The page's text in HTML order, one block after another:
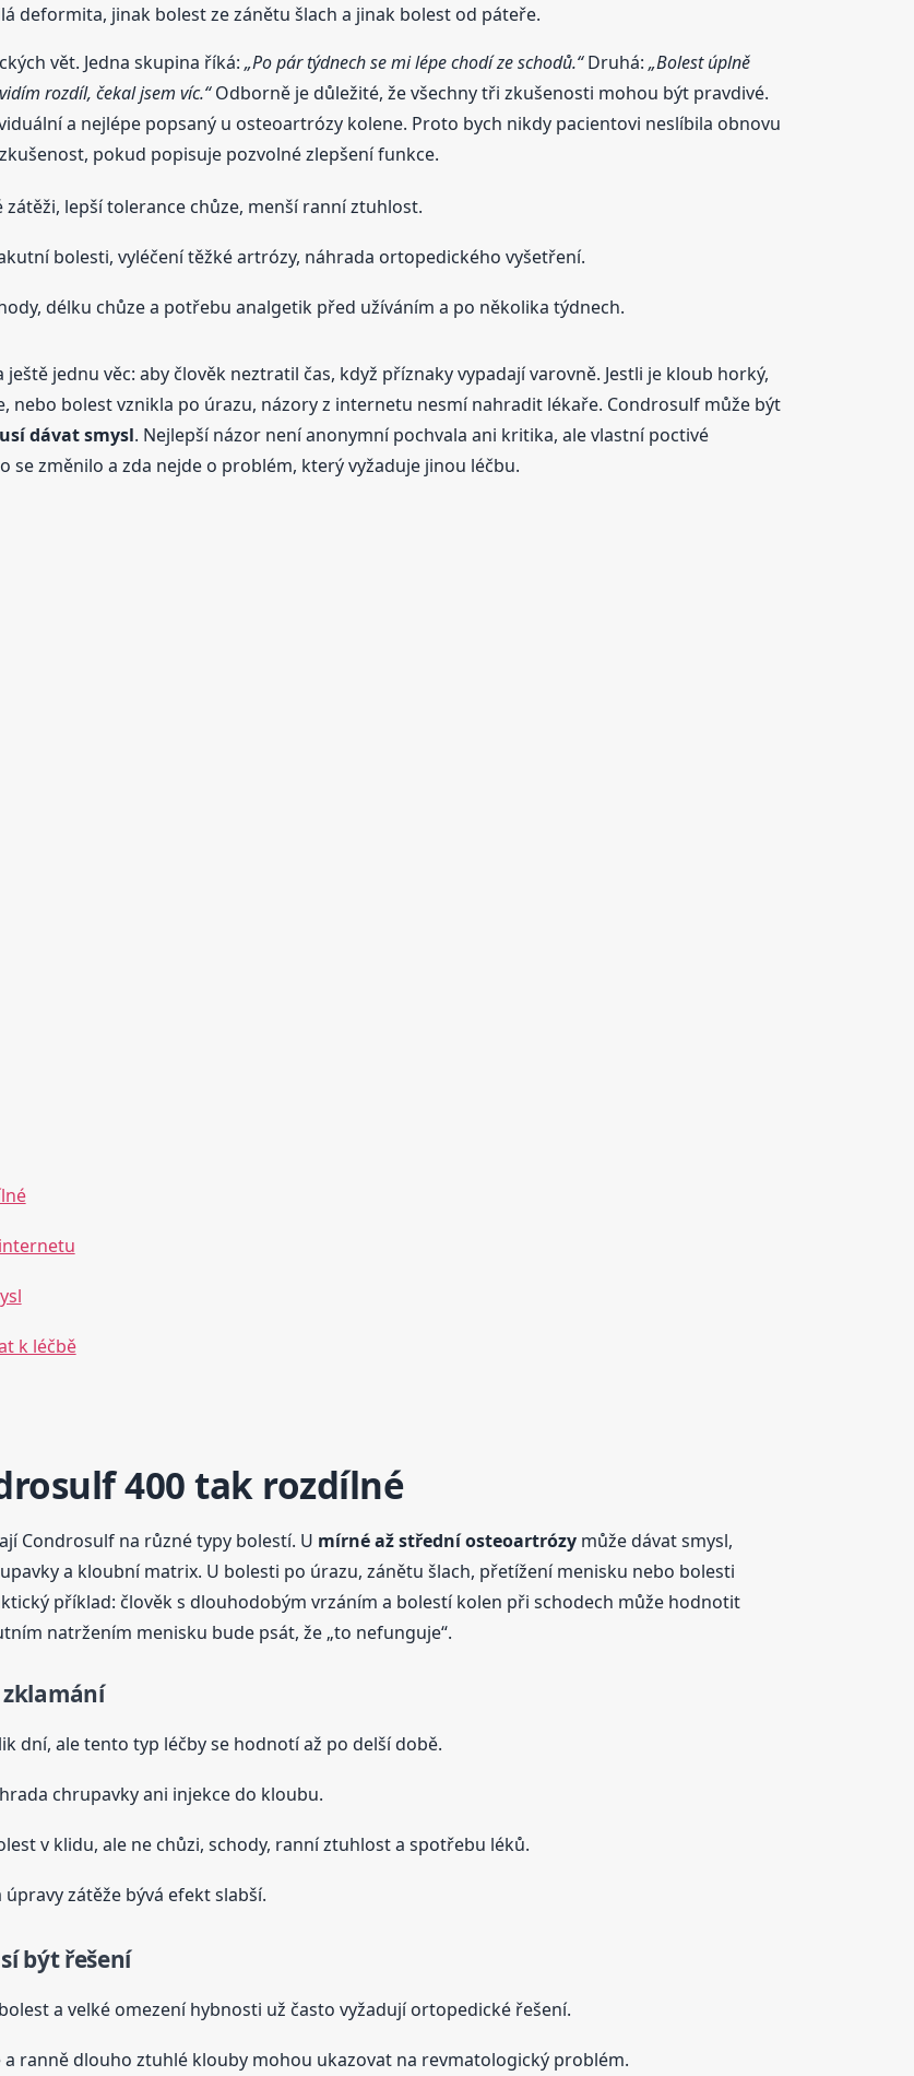
deformita, jinak bolest ze zánětu šlach a jinak bolest od páteře.
vět. Jedna skupina říká: „Po pár týdnech se mi lépe chodí ze schodů.“Druhá: „Bolest úplně
rozdíl, čekal jsem víc.“Odborně je důležité, že všechny tři zkušenosti mohou být pravdivé.
a nejlépe popsaný u osteoartrózy kolene. Proto bych nikdy pacientovi neslíbila obnovu
pokud popisuje pozvolné zlepšení funkce.
lepší tolerance chůze, menší ranní ztuhlost.
bolesti, vyléčení těžké artrózy, náhrada ortopedického vyšetření.
délku chůze a potřebu analgetik před užíváním a po několika týdnech.
jednu věc: aby člověk neztratil čas, když příznaky vypadají varovně. Jestli je kloub horký,
nebo bolest vznikla po úrazu, názory z internetu nesmí nahradit lékaře. Condrosulf může být
dávat smysl. Nejlepší názor není anonymní pochvala ani kritika, ale vlastní poctivé
se změnilo a zda nejde o problém, který vyžaduje jinou léčbu.
k léčbě
400 tak rozdílné
Condrosulf na různé typy bolestí. U mírné až střední osteoartrózymůže dávat smysl,
a kloubní matrix. U bolesti po úrazu, zánětu šlach, přetížení menisku nebo bolesti
příklad: člověk s dlouhodobým vrzáním a bolestí kolen při schodech může hodnotit
natržením menisku bude psát, že „to nefunguje“.
zklamání
dní, ale tento typ léčby se hodnotí až po delší době.
chrupavky ani injekce do kloubu.
v klidu, ale ne chůzi, schody, ranní ztuhlost a spotřebu léků.
zátěže bývá efekt slabší.
být řešení
a velké omezení hybnosti už často vyžadují ortopedické řešení.
a ranně dlouho ztuhlé klouby mohou ukazovat na revmatologický problém.